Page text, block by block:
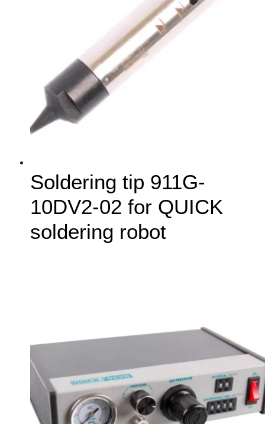
Soldering tip 911G-
10DV2-02 for QUICK
soldering robot